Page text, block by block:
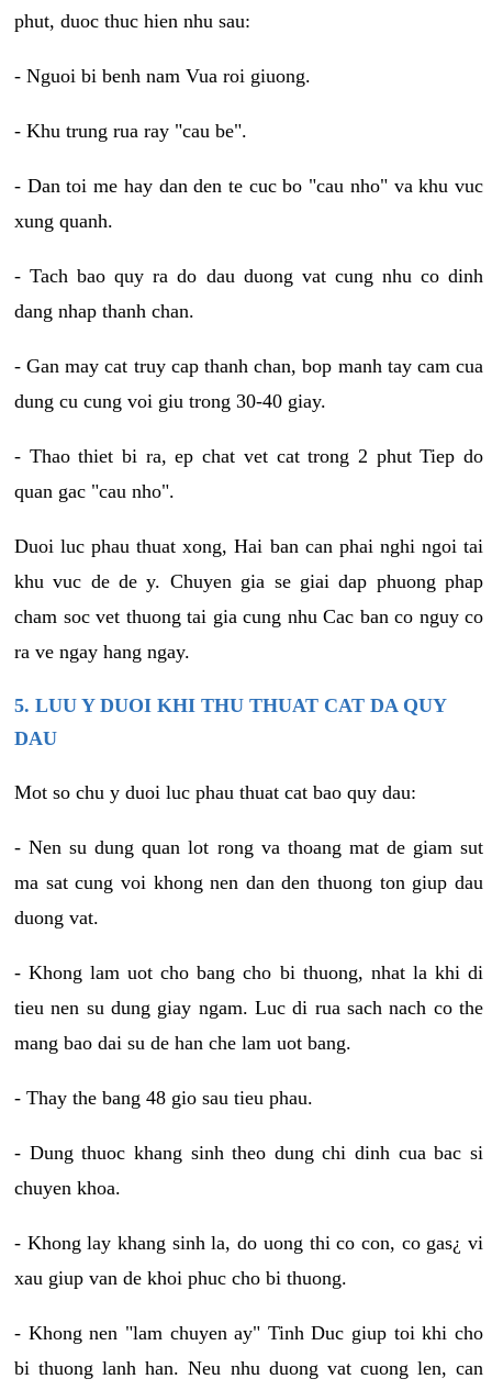
phut, duoc thuc hien nhu sau:
- Nguoi bi benh nam Vua roi giuong.
- Khu trung rua ray "cau be".
- Dan toi me hay dan den te cuc bo "cau nho" va khu vuc
xung quanh.
- Tach bao quy ra do dau duong vat cung nhu co dinh
dang nhap thanh chan.
- Gan may cat truy cap thanh chan, bop manh tay cam cua
dung cu cung voi giu trong 30-40 giay.
- Thao thiet bi ra, ep chat vet cat trong 2 phut Tiep do
quan gac "cau nho".
Duoi luc phau thuat xong, Hai ban can phai nghi ngoi tai
khu vuc de de y. Chuyen gia se giai dap phuong phap
cham soc vet thuong tai gia cung nhu Cac ban co nguy co
ra ve ngay hang ngay.
5. LUU Y DUOI KHI THU THUAT CAT DA QUY
DAU
Mot so chu y duoi luc phau thuat cat bao quy dau:
- Nen su dung quan lot rong va thoang mat de giam sut
ma sat cung voi khong nen dan den thuong ton giup dau
duong vat.
- Khong lam uot cho bang cho bi thuong, nhat la khi di
tieu nen su dung giay ngam. Luc di rua sach nach co the
mang bao dai su de han che lam uot bang.
- Thay the bang 48 gio sau tieu phau.
- Dung thuoc khang sinh theo dung chi dinh cua bac si
chuyen khoa.
- Khong lay khang sinh la, do uong thi co con, co gas¿ vi
xau giup van de khoi phuc cho bi thuong.
- Khong nen "lam chuyen ay" Tinh Duc giup toi khi cho
bi thuong lanh han. Neu nhu duong vat cuong len, can